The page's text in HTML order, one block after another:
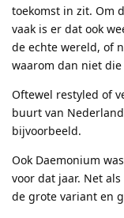
toekomst in zit. Om
vaak is er dat ook
de echte wereld, of
waarom dan niet die
Oftewel restyled of
buurt van
bijvoorbeeld.
Ook Daemonium
voor dat jaar. Net
de grote variant en